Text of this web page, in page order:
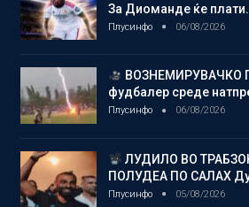
За Диоманде ќе
Плусинфо 06/08/2026
ВОЗНЕМИРУВАЧКО
фудбалер среде
Плусинфо 06/08/2026
ЛУДИЛО ВО
ПОЛУДЕА ПО САЛАХ
Плусинфо 05/08/2026